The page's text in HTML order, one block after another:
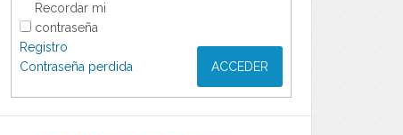
Recordar mi
contraseña
ACCEDER
Registro
Contraseña perdida